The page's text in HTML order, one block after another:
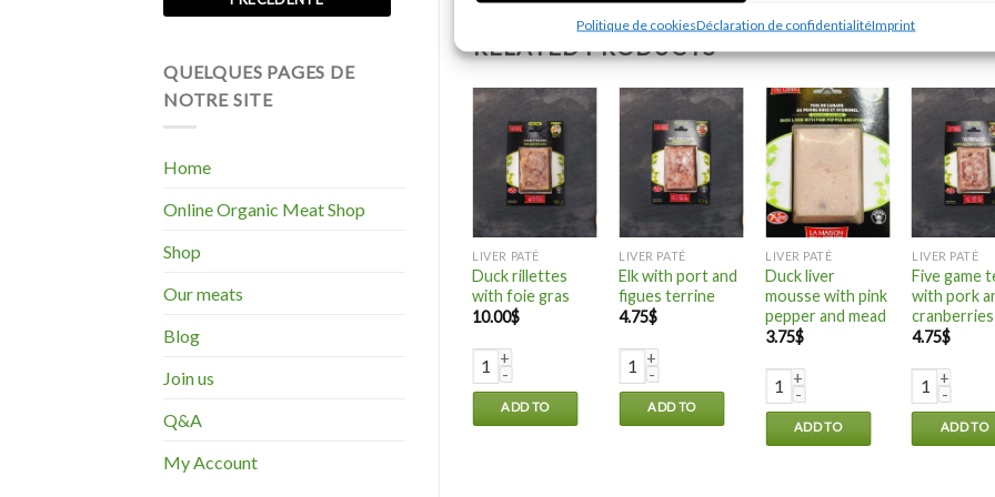
Politique de cookiesDéclaration de confidentialitéImprint
QUELQUES PAGES DE
NOTRE SITE
Home
Online Organic Meat Shop
Shop
Our meats
Blog
Join us
Q&A
My Account
RELATED PRODUCTS
LIVER PATÉ
Duck rillettes
with foie gras
10.00$
Duck rillettes with foie gras quantity
ADD TO
LIVER PATÉ
Elk with port and
figues terrine
4.75$
Elk with port and figues terrine quantity
ADD TO
LIVER PATÉ
Duck liver
mousse with pink
pepper and mead
3.75$
Duck liver mousse with pink
ADD TO
LIVER PATÉ
Five game
with pork
cranberries
4.75$
Five
ADD TO